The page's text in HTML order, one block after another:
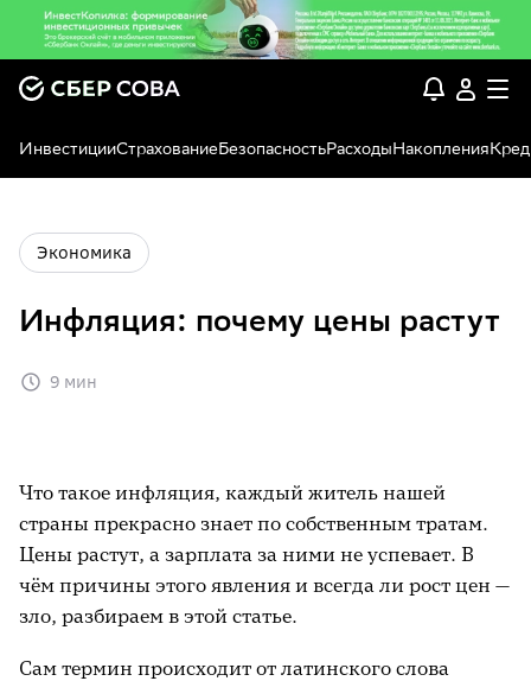
ИнвестицииСтрахованиеБезопасностьРасходыНакопления
Экономика
Инфляция: почему цены растут
9 мин
Что такое инфляция, каждый житель нашей
страны прекрасно знает по собственным тратам.
Цены растут, а зарплата за ними не успевает. В
чём причины этого явления и всегда ли рост цен —
зло, разбираем в этой статье.
Сам термин происходит от латинского слова